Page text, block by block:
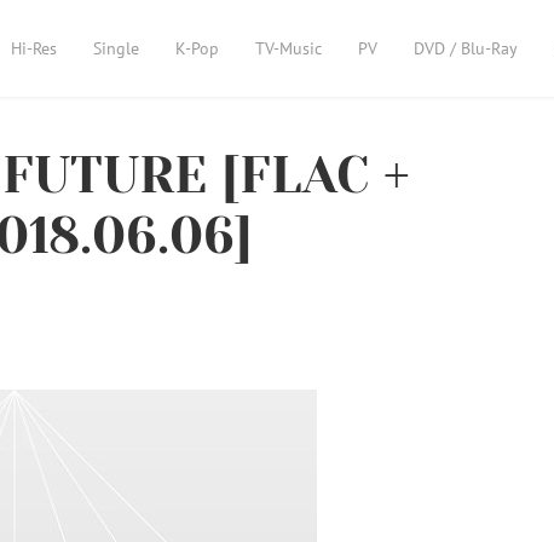
Hi-Res Single K-Pop TV-Music PV DVD / Blu-Ray
[FLAC +